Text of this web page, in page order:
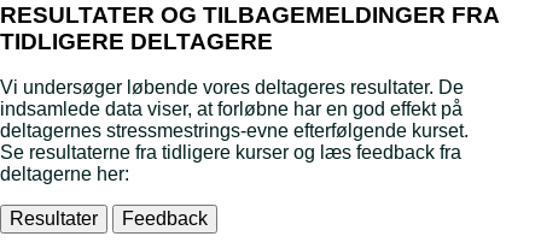
RESULTATER OG TILBAGEMELDINGER FRA
TIDLIGERE DELTAGERE
Vi undersøger løbende vores deltageres resultater. De
indsamlede data viser, at forløbne har en god effekt på
deltagernes stressmestrings-evne efterfølgende kurset.
Se resultaterne fra tidligere kurser og læs feedback fra
deltagerne her:
Resultater Feedback